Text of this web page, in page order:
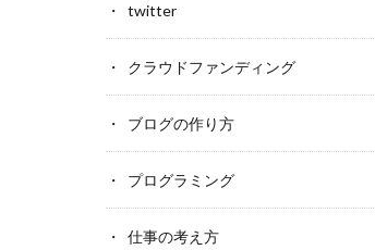
twitter
クラウドファンディング
ブログの作り方
プログラミング
仕事の考え方